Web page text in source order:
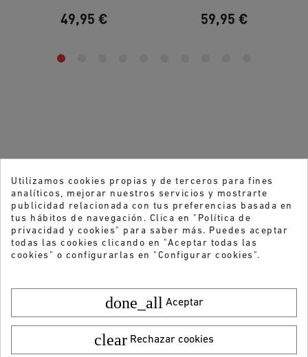
49,95 € 59,95 €
Utilizamos cookies propias y de terceros para fines
analíticos, mejorar nuestros servicios y mostrarte
publicidad relacionada con tus preferencias basada en
tus hábitos de navegación. Clica en "Política de
privacidad y cookies" para saber más. Puedes aceptar
todas las cookies clicando en "Aceptar todas las
cookies" o configurarlas en "Configurar cookies".
done_all Aceptar
clear Rechazar cookies